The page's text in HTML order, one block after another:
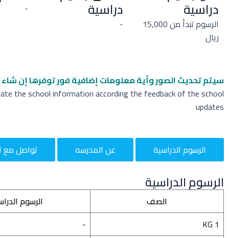
دراسية
الرسوم تبدأ من 15,000
ريال
دراسية
-
-
سيتم تحديث الصور وأية معلومات إضافيةفور توفرها إن شاء
the school information according the feedback of the school
updates
الرسوم الدراسية عن المدرسه تواصل مع
الرسوم الدراسية
الصف
الرسوم
KG 1
-